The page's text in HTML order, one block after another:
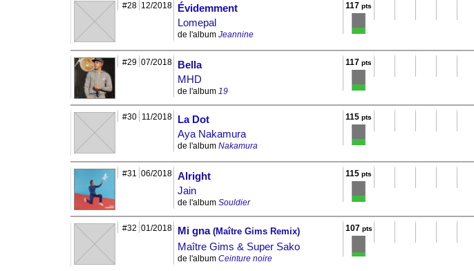
#28 12/2018
Évidemment
Lomepal
de l'album Jeannine
117 pts
#29 07/2018
Bella
MHD
de l'album 19
117 pts
#30 11/2018
La Dot
Aya Nakamura
de l'album Nakamura
115 pts
#31 06/2018 Alright
Jain
de l'album Souldier
115 pts
#32 01/2018 Mi gna (Maître Gims Remix)
Maître Gims & Super Sako
de l'album Ceinture noire
107 pts